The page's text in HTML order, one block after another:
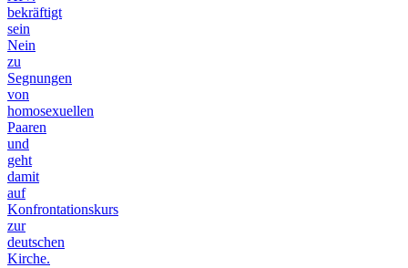
bekräftigt
sein
Nein
zu
Segnungen
von
homosexuellen
Paaren
und
geht
damit
auf
Konfrontationskurs
zur
deutschen
Kirche.